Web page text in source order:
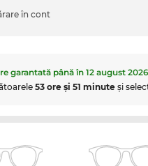
în cont
garantată până în12 august
53 ore şi 51 minute şi